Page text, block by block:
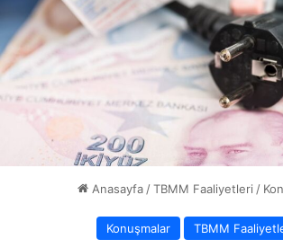
Anasayfa / TBMM Faaliyetleri /
Konuşmalar TBMM